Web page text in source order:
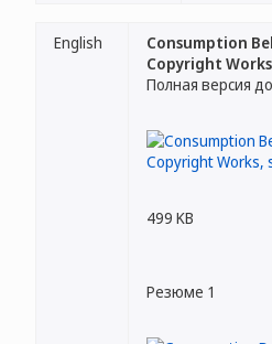
English
Consumption
Copyright Works
Полная версия
499 KB
Резюме 1